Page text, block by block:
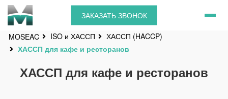
ЗАКАЗАТЬ ЗВОНОК
MOSEAC ISO и ХАССП
ХАССП (HACCP)
ХАССП для кафе и ресторанов
ХАССП для кафе и ресторанов